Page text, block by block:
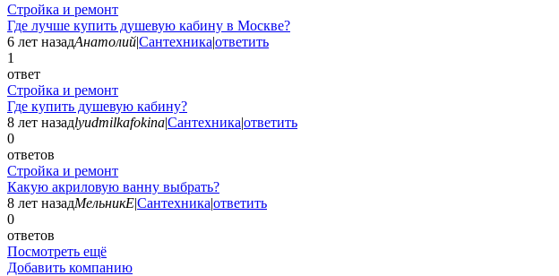
Стройка и ремонт
Где лучше купить душевую кабину в Москве?
6 лет назадАнатолий|Сантехника|ответить
1
ответ
Стройка и ремонт
Где купить душевую кабину?
8 лет назадlyudmilkafokina|Сантехника|ответить
0
ответов
Стройка и ремонт
Какую акриловую ванну выбрать?
8 лет назадМельникЕ|Сантехника|ответить
0
ответов
Посмотреть ещё
Добавить компанию